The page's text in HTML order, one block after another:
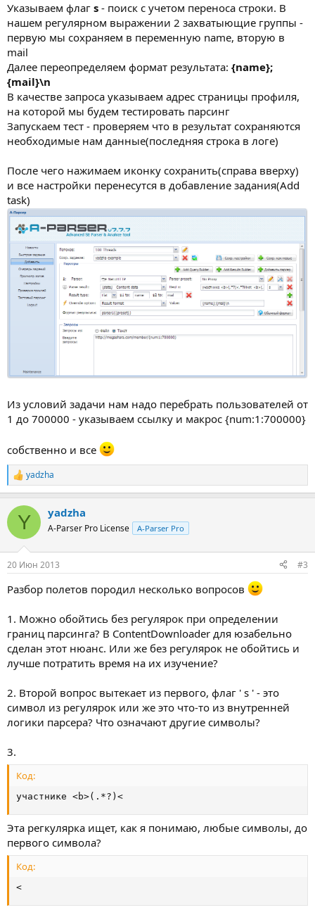
Указываем флаг s - поиск с учетом переноса строки. В
нашем регулярном выражении 2 захватыющие группы -
первую мы сохраняем в переменную name, вторую в
mail
Далее переопределяем формат результата: {name};
{mail}\n
В качестве запроса указываем адрес страницы профиля,
на которой мы будем тестировать парсинг
Запускаем тест - проверяем что в результат сохраняются
необходимые нам данные(последняя строка в логе)
После чего нажимаем иконку сохранить(справа вверху)
и все настройки перенесутся в добавление задания(Add
task)
Из условий задачи нам надо перебрать пользователей от
1 до 700000 - указываем ссылку и макрос {num:1:700000}
собственно и все
Р
е
к
и
yadzha
Y yadzha
A-Parser Pro License A-Parser Pro
20 Июн 2013 #3
Разбор полетов породил несколько вопросов
1. Можно обойтись без регулярок при определении
границ парсинга? В ContentDownloader для юзабельно
сделан этот нюанс. Или же без регулярок не обойтись и
лучше потратить время на их изучение?
2. Второй вопрос вытекает из первого, флаг ' s ' - это
символ из регулярок или же это что-то из внутренней
логики парсера? Что означают другие символы?
3.
Код:
участнике <b>(.*?)<
Эта регкулярка ищет, как я понимаю, любые символы, до
первого символа?
Код:
<